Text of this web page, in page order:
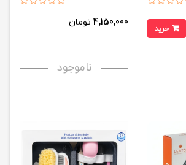
4,150,000 تومان
ناموجود